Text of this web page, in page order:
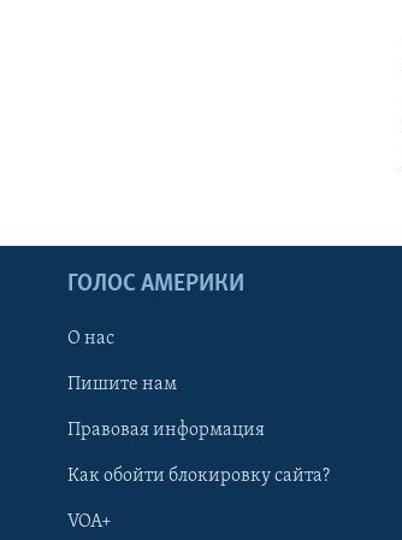
ГОЛОС АМЕРИКИ
О нас
Пишите нам
Правовая информация
Как обойти блокировку сайта?
VOA+